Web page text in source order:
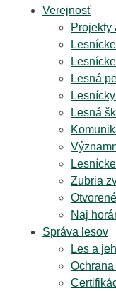
Verejnosť
Projekty
Lesná
Lesná
Zubria
Naj
Správa lesov
Les a